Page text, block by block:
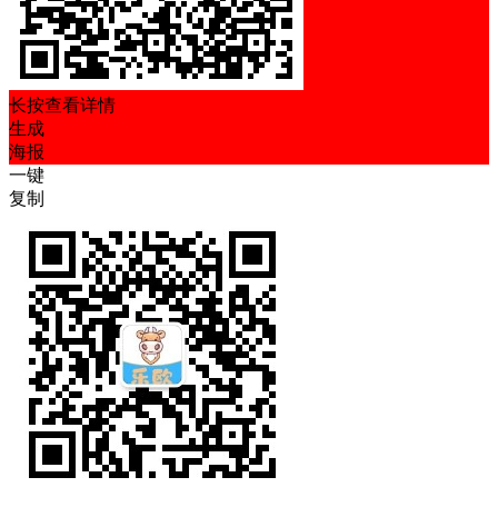
长按查看详情
生成
海报
一键
复制